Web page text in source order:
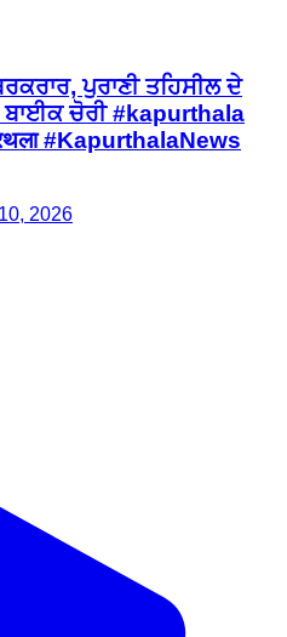
ਪੁਰਾਣੀ ਤਹਿਸੀਲ ਦੇ
ਚੋਰੀ #kapurthala
#KapurthalaNews
2026